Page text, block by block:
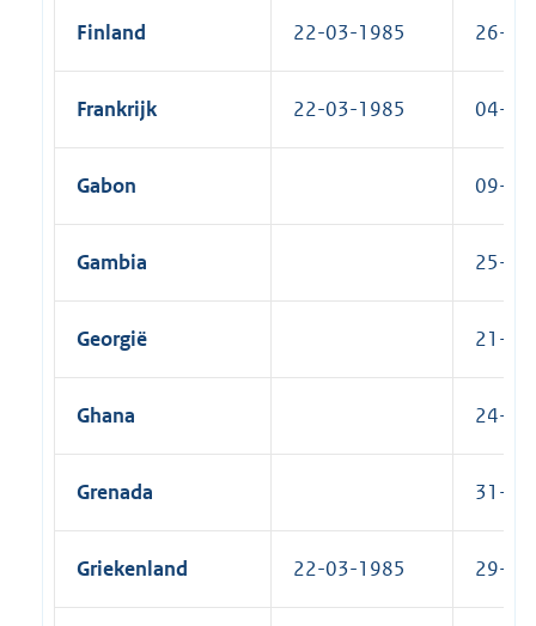
Finland 22-03-1985 26-
Frankrijk 22-03-1985 04-
Gabon 09-
Gambia 25-
Georgië 21-
Ghana 24-
Grenada 31-
Griekenland 22-03-1985 29-